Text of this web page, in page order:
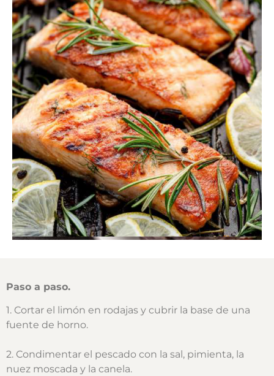
Paso a paso.
1. Cortar el limón en rodajas y cubrir la base de una
fuente de horno.
2. Condimentar el pescado con la sal, pimienta, la
nuez moscada y la canela.